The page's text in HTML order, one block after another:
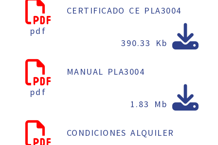
pdf
CERTIFICADO CE PLA3004
390.33 Kb
pdf
MANUAL PLA3004
1.83 Mb
CONDICIONES ALQUILER